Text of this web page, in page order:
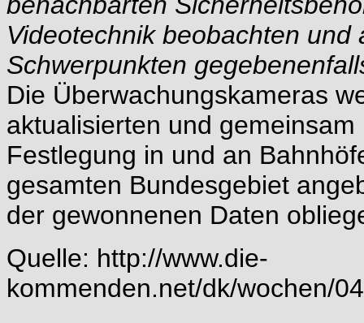
Videotechnik beobachten
Schwerpunkten
Die Überwachungskameras
aktualisierten und
Festlegung in und an
gesamten Bundesgebiet
der gewonnenen Daten
Quelle: http://www.die-
kommenden.net/dk/wochen/